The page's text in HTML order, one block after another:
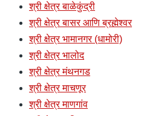
श्री क्षेत्र बाळेकुंद्री
श्री क्षेत्र बासर आणि ब्रह्मेश्वर
श्री क्षेत्र भामानगर (धामोरी)
श्री क्षेत्र भालोद
श्री क्षेत्र मंथनगड
श्री क्षेत्र माचणूर
श्री क्षेत्र माणगांव